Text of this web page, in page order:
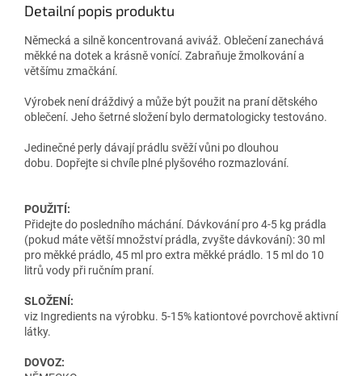
Detailní popis produktu
Německá a silně koncentrovaná aviváž. Oblečení zanechává
měkké na dotek a krásně vonící. Zabraňuje žmolkování a
většímu zmačkání.
Výrobek není dráždivý a může být použit na praní dětského
oblečení. Jeho šetrné složení bylo dermatologicky testováno.
Jedinečné perly dávají prádlu svěží vůni po dlouhou
dobu. Dopřejte si chvíle plné plyšového rozmazlování.
POUŽITÍ:
Přidejte do posledního máchání. Dávkování pro 4-5 kg prádla
(pokud máte větší množství prádla, zvyšte dávkování): 30 ml
pro měkké prádlo, 45 ml pro extra měkké prádlo. 15 ml do 10
litrů vody při ručním praní.
SLOŽENÍ:
viz Ingredients na výrobku. 5-15% kationtové povrchově aktivní
látky.
DOVOZ: